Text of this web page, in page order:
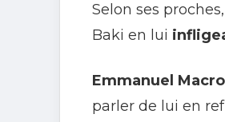
Selon ses
Baki en lui
Emmanuel
parler de lui en